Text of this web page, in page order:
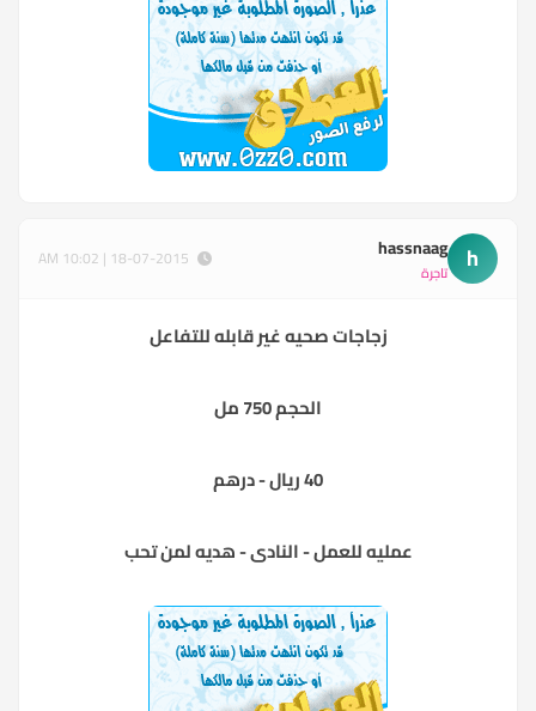
h
hassnaag
تاجرة
زجاجات صحيه غير قابله للتفاعل
الحجم 750 مل
40 ريال - درهم
عمليه للعمل - النادى - هديه لمن تحب